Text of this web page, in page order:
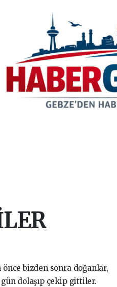
önce bizden sonra doğanlar,
gün dolaşıp çekip gittiler.